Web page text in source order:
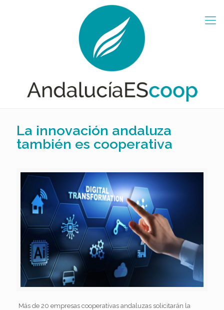
La innovación andaluza
también es cooperativa
Más de 20 empresas cooperativas andaluzas solicitarán la